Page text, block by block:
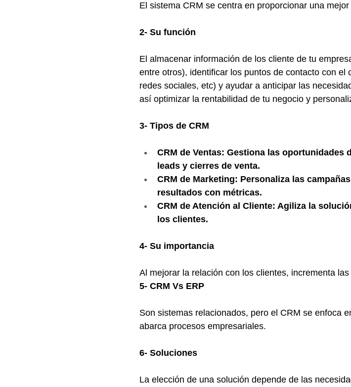
El sistema CRM se centra en proporcionar una
2- Su función
El almacenar información de los cliente de tu
entre otros), identificar los puntos de contacto con el
redes sociales, etc) y ayudar a anticipar las
así optimizar la rentabilidad de tu negocio y
3- Tipos de CRM
CRM de Ventas: Gestiona las oportunidades
leads y cierres de venta.
CRM de Marketing: Personaliza las
resultados con métricas.
CRM de Atención al Cliente: Agiliza la
los clientes.
4- Su importancia
Al mejorar la relación con los clientes, incrementa
5- CRM Vs ERP
Son sistemas relacionados, pero el CRM se enfoca
abarca procesos empresariales.
6- Soluciones
La elección de una solución depende de las